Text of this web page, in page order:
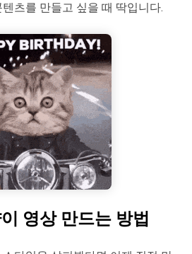
츠를 만들고 싶을 때 딱입니다.
영상 만드는 방법